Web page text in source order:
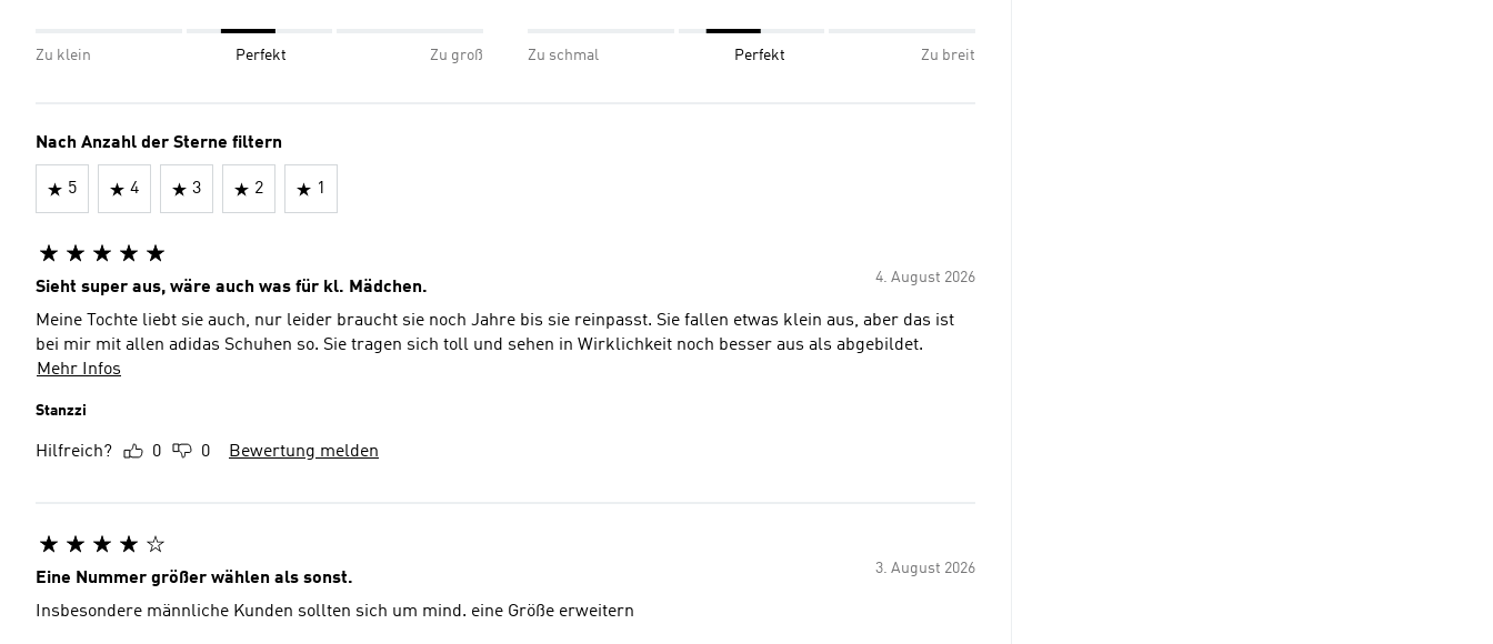
Zu klein Perfekt Zu groß Zu schmal Perfekt Zu breit
Nach Anzahl der Sterne filtern
5 4 3 2 1
4. August 2026
Sieht super aus, wäre auch was für kl. Mädchen.
Meine Tochte liebt sie auch, nur leider braucht sie noch Jahre bis sie reinpasst. Sie fallen etwas klein aus, aber das ist
bei mir mit allen adidas Schuhen so. Sie tragen sich toll und sehen in Wirklichkeit noch besser aus als abgebildet.
Mehr Infos
Stanzzi
Hilfreich? 0 0 Bewertung melden
3. August 2026
Eine Nummer größer wählen als sonst.
Insbesondere männliche Kunden sollten sich um mind. eine Größe erweitern